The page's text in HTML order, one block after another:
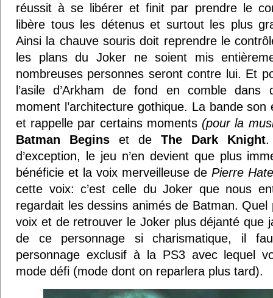
réussit à se libérer et finit par prendre le
libère tous les détenus et surtout les plus
Ainsi la chauve souris doit reprendre le
les plans du Joker ne soient mis
nombreuses personnes seront contre lui. Et
l’asile d’Arkham de fond en comble dans
moment l’architecture gothique. La bande
et rappelle par certains moments (pour la
Batman Begins et de The Dark Knight.
d’exception, le jeu n’en devient que plus
bénéficie et la voix merveilleuse de Pierre
cette voix: c’est celle du Joker que nous
regardait les dessins animés de Batman.
voix et de retrouver le Joker plus déjanté que
de ce personnage si charismatique, il
personnage exclusif à la PS3 avec lequel
mode défi (mode dont on reparlera plus tard).